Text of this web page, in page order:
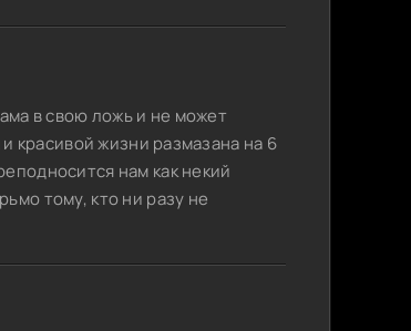
в свою ложь и не может
красивой жизни размазана на 6
нам как некий
тому, кто ни разу не